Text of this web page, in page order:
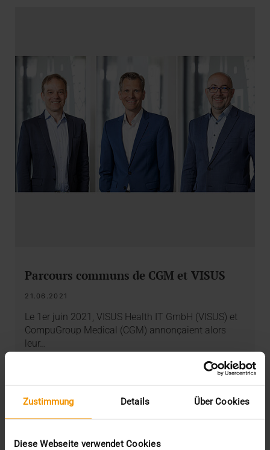
Zustimmung Details Über Cookies
Diese Webseite verwendet Cookies
Parcours communs de CGM et VISUS
21.06.2021
Le 1er juin 2021, VISUS Health IT GmbH (VISUS) et
CompuGroup Medical (CGM) annonçaient alors
leur…
EN SAVOIR PLUS